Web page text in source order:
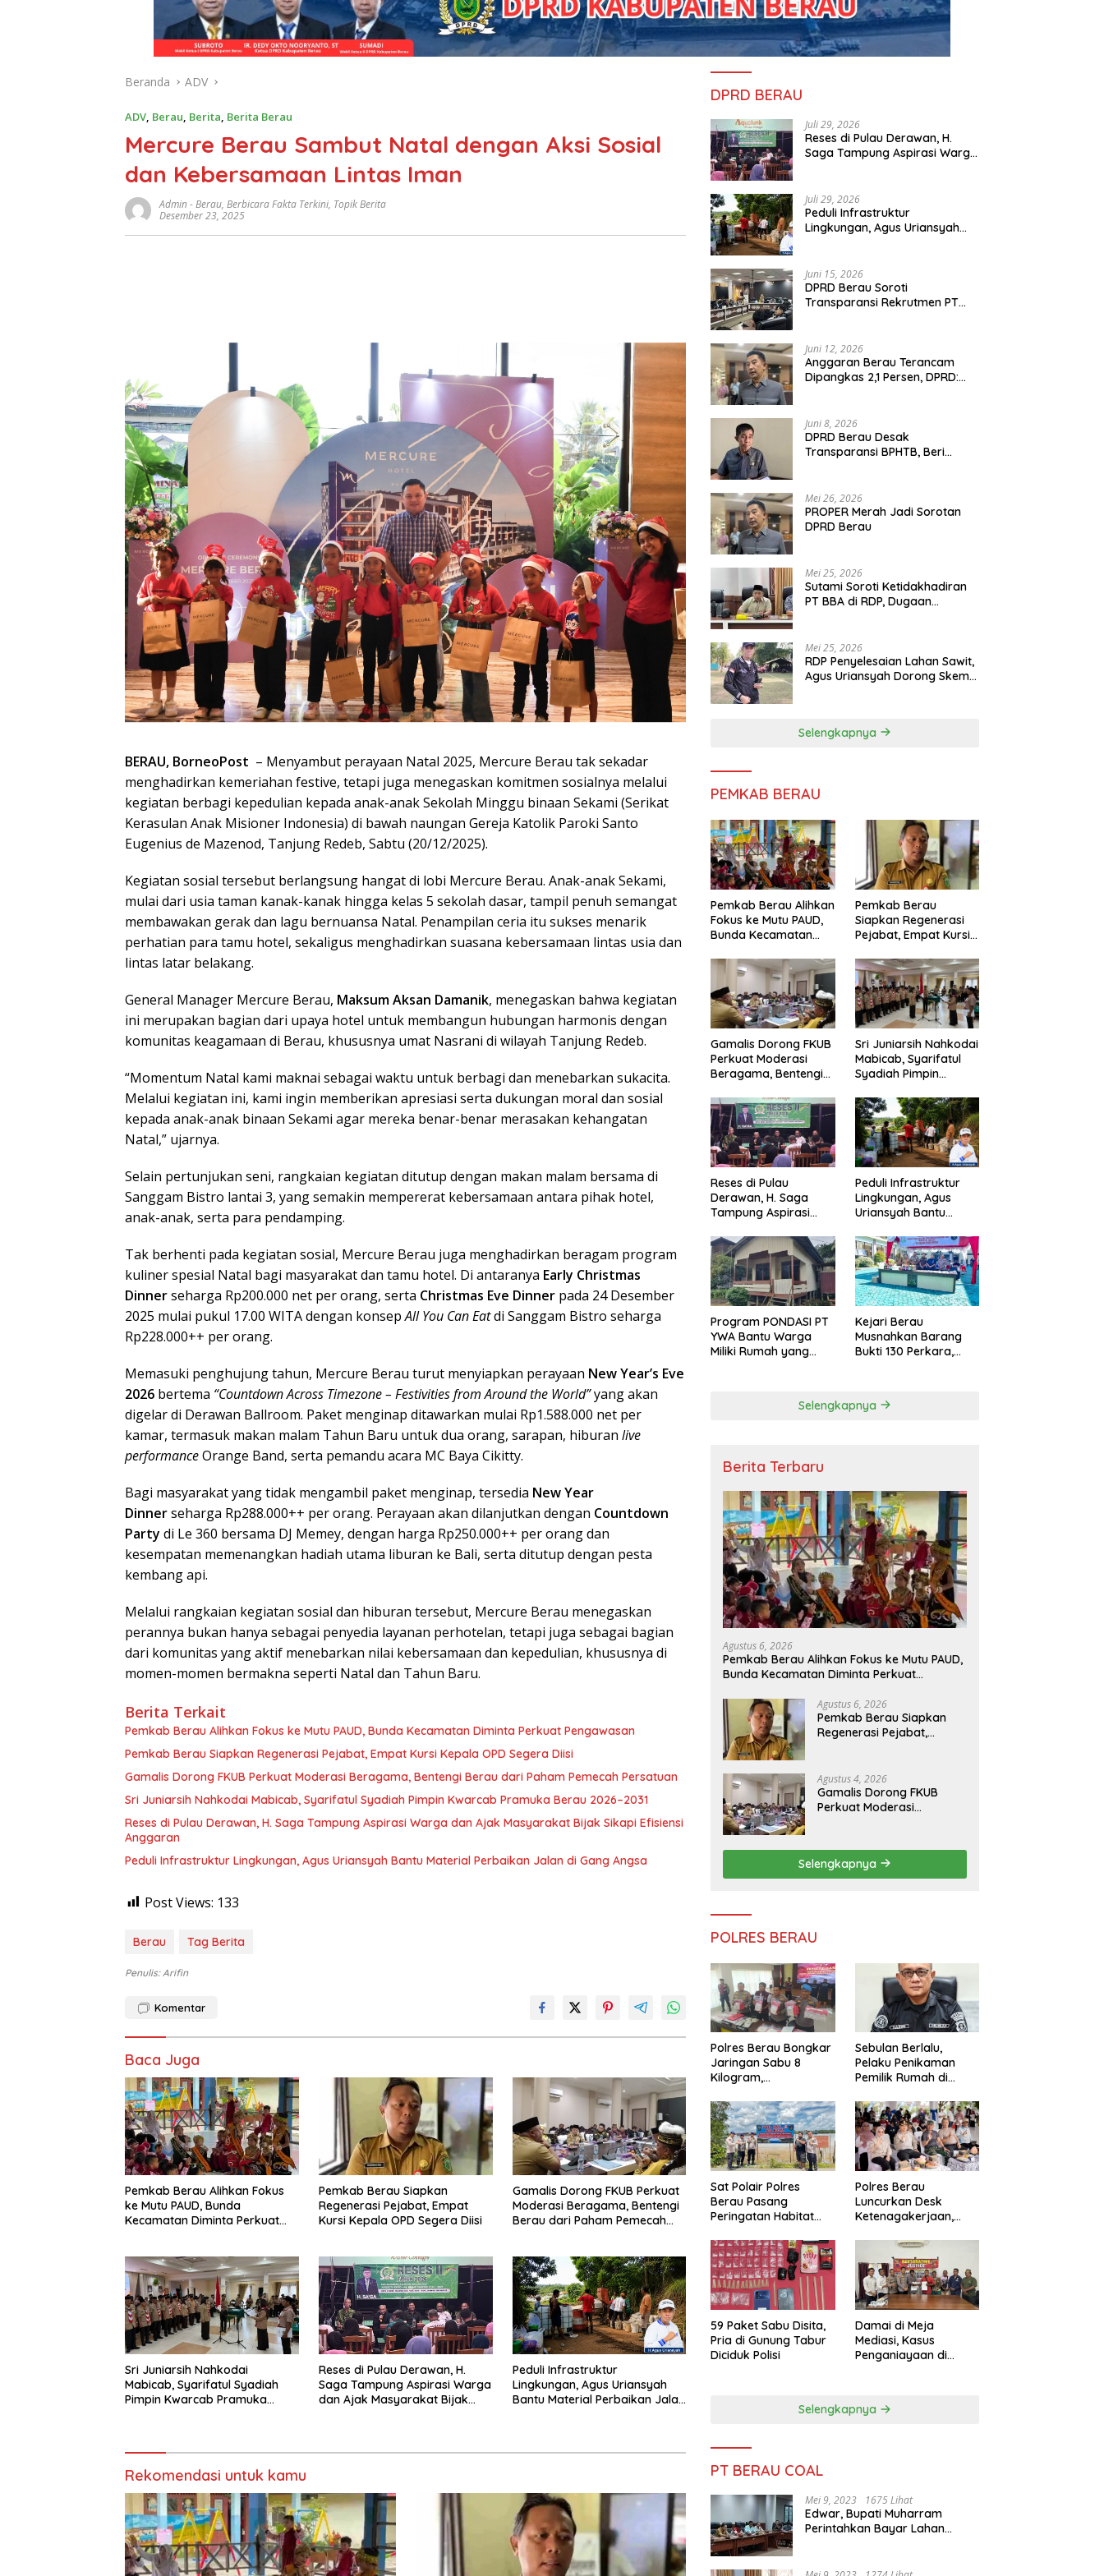
Beranda ADV
ADV, Berau, Berita, Berita Berau
Mercure Berau Sambut Natal dengan Aksi Sosial
dan Kebersamaan Lintas Iman
Admin-Berau, Berbicara Fakta Terkini, Topik Berita
Desember 23, 2025
BERAU, BorneoPost – Menyambut perayaan Natal 2025, Mercure Berau tak sekadar
menghadirkan kemeriahan festive, tetapi juga menegaskan komitmen sosialnya melalui
kegiatan berbagi kepedulian kepada anak-anak Sekolah Minggu binaan Sekami (Serikat
Kerasulan Anak Misioner Indonesia) di bawah naungan Gereja Katolik Paroki Santo
Eugenius de Mazenod, Tanjung Redeb, Sabtu (20/12/2025).
Kegiatan sosial tersebut berlangsung hangat di lobi Mercure Berau. Anak-anak Sekami,
mulai dari usia taman kanak-kanak hingga kelas 5 sekolah dasar, tampil penuh semangat
membawakan gerak dan lagu bernuansa Natal. Penampilan ceria itu sukses menarik
perhatian para tamu hotel, sekaligus menghadirkan suasana kebersamaan lintas usia dan
lintas latar belakang.
General Manager Mercure Berau, Maksum Aksan Damanik, menegaskan bahwa kegiatan
ini merupakan bagian dari upaya hotel untuk membangun hubungan harmonis dengan
komunitas keagamaan di Berau, khususnya umat Nasrani di wilayah Tanjung Redeb.
“Momentum Natal kami maknai sebagai waktu untuk berbagi dan menebarkan sukacita.
Melalui kegiatan ini, kami ingin memberikan apresiasi serta dukungan moral dan sosial
kepada anak-anak binaan Sekami agar mereka benar-benar merasakan kehangatan
Natal,” ujarnya.
Selain pertunjukan seni, rangkaian kegiatan ditutup dengan makan malam bersama di
Sanggam Bistro lantai 3, yang semakin mempererat kebersamaan antara pihak hotel,
anak-anak, serta para pendamping.
Tak berhenti pada kegiatan sosial, Mercure Berau juga menghadirkan beragam program
kuliner spesial Natal bagi masyarakat dan tamu hotel. Di antaranya Early Christmas
Dinnerseharga Rp200.000 net per orang, serta Christmas Eve Dinner pada 24 Desember
2025 mulai pukul 17.00 WITA dengan konsepAll You Can Eatdi Sanggam Bistro seharga
Rp228.000++ per orang.
Memasuki penghujung tahun, Mercure Berau turut menyiapkan perayaan New Year’s Eve
2026 bertema “Countdown Across Timezone – Festivities from Around the World”yang akan
digelar di Derawan Ballroom. Paket menginap ditawarkan mulai Rp1.588.000 net per
kamar, termasuk makan malam Tahun Baru untuk dua orang, sarapan, hiburan live
performanceOrange Band, serta pemandu acara MC Baya Cikitty.
Bagi masyarakat yang tidak mengambil paket menginap, tersedia New Year
Dinnerseharga Rp288.000++ per orang. Perayaan akan dilanjutkan dengan Countdown
Party di Le 360 bersama DJ Memey, dengan harga Rp250.000++ per orang dan
kesempatan memenangkan hadiah utama liburan ke Bali, serta ditutup dengan pesta
kembang api.
Melalui rangkaian kegiatan sosial dan hiburan tersebut, Mercure Berau menegaskan
perannya bukan hanya sebagai penyedia layanan perhotelan, tetapi juga sebagai bagian
dari komunitas yang aktif menebarkan nilai kebersamaan dan kepedulian, khususnya di
momen-momen bermakna seperti Natal dan Tahun Baru.
Berita Terkait
Pemkab Berau Alihkan Fokus ke Mutu PAUD, Bunda Kecamatan Diminta Perkuat Pengawasan
Pemkab Berau Siapkan Regenerasi Pejabat, Empat Kursi Kepala OPD Segera Diisi
Gamalis Dorong FKUB Perkuat Moderasi Beragama, Bentengi Berau dari Paham Pemecah Persatuan
Sri Juniarsih Nahkodai Mabicab, Syarifatul Syadiah Pimpin Kwarcab Pramuka Berau 2026–2031
Reses di Pulau Derawan, H. Saga Tampung Aspirasi Warga dan Ajak Masyarakat Bijak Sikapi Efisiensi
Anggaran
Peduli Infrastruktur Lingkungan, Agus Uriansyah Bantu Material Perbaikan Jalan di Gang Angsa
Post Views: 133
Berau Tag Berita
Penulis: Arifin
Komentar
Baca Juga
Pemkab Berau Alihkan Fokus
ke Mutu PAUD, Bunda
Kecamatan Diminta Perkuat
Pemkab Berau Siapkan
Regenerasi Pejabat, Empat
Kursi Kepala OPD Segera Diisi
Gamalis Dorong FKUB Perkuat
Moderasi Beragama, Bentengi
Berau dari Paham Pemecah
Sri Juniarsih Nahkodai
Mabicab, Syarifatul Syadiah
Pimpin Kwarcab Pramuka
Reses di Pulau Derawan, H.
Saga Tampung Aspirasi Warga
dan Ajak Masyarakat Bijak
Peduli Infrastruktur
Lingkungan, Agus Uriansyah
Bantu Material Perbaikan Jalan
Rekomendasi untuk kamu
DPRD BERAU
Juli 29, 2026
Reses di Pulau Derawan, H.
Saga Tampung Aspirasi Warga
Juli 29, 2026
Peduli Infrastruktur
Lingkungan, Agus Uriansyah
Juni 15, 2026
DPRD Berau Soroti
Transparansi Rekrutmen PT
Juni 12, 2026
Anggaran Berau Terancam
Dipangkas 2,1 Persen, DPRD:
Juni 8, 2026
DPRD Berau Desak
Transparansi BPHTB, Beri
Mei 26, 2026
PROPER Merah Jadi Sorotan
DPRD Berau
Mei 25, 2026
Sutami Soroti Ketidakhadiran
PT BBA di RDP, Dugaan
Mei 25, 2026
RDP Penyelesaian Lahan Sawit,
Agus Uriansyah Dorong Skema
Selengkapnya
PEMKAB BERAU
Pemkab Berau Alihkan
Fokus ke Mutu PAUD,
Bunda Kecamatan
Pengawasan
Pemkab Berau
Siapkan Regenerasi
Pejabat, Empat Kursi
Diisi
Gamalis Dorong FKUB
Perkuat Moderasi
Beragama, Bentengi
Pemecah Persatuan
Sri Juniarsih Nahkodai
Mabicab, Syarifatul
Syadiah Pimpin
Berau 2026–2031
Reses di Pulau
Derawan, H. Saga
Tampung Aspirasi
Masyarakat Bijak
Sikapi Efisiensi
Anggaran
Peduli Infrastruktur
Lingkungan, Agus
Uriansyah Bantu
Jalan di Gang Angsa
Program PONDASI PT
YWA Bantu Warga
Miliki Rumah yang
Kejari Berau
Musnahkan Barang
Bukti 130 Perkara,
Selengkapnya
Berita Terbaru
Agustus 6, 2026
Pemkab Berau Alihkan Fokus ke Mutu PAUD,
Bunda Kecamatan Diminta Perkuat
Agustus 6, 2026
Pemkab Berau Siapkan
Regenerasi Pejabat,
Agustus 4, 2026
Gamalis Dorong FKUB
Perkuat Moderasi
Persatuan
Selengkapnya
POLRES BERAU
Polres Berau Bongkar
Jaringan Sabu 8
Kilogram,
dari Dalam Lapas
Tarakan
Sebulan Berlalu,
Pelaku Penikaman
Pemilik Rumah di
Diburu Polisi
Sat Polair Polres
Berau Pasang
Peringatan Habitat
Polres Berau
Luncurkan Desk
Ketenagakerjaan,
Didorong Tuntas
Lewat Mediasi
59 Paket Sabu Disita,
Pria di Gunung Tabur
Diciduk Polisi
Damai di Meja
Mediasi, Kasus
Penganiayaan di
Selengkapnya
PT BERAU COAL
Mei 9, 2023 1675 Lihat
Edwar, Bupati Muharram
Perintahkan Bayar Lahan